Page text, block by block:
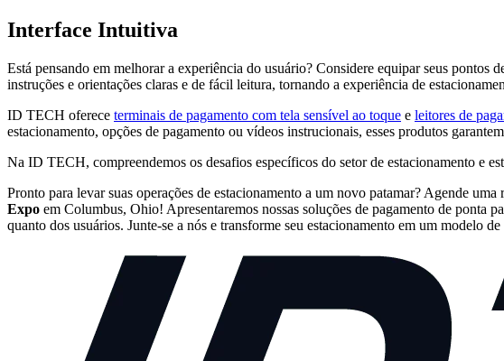
Interface Intuitiva
Está pensando em melhorar a experiência do usuário? Considere equipar seus
instruções e orientações claras e de fácil leitura, tornando a experiência de
ID TECH oferece terminais de pagamento com tela sensível ao toque e leitores de
estacionamento, opções de pagamento ou vídeos instrucionais, esses produtos
Na ID TECH, compreendemos os desafios específicos do setor de estacionamento e
Pronto para levar suas operações de estacionamento a um novo patamar? Agende
Expo em Columbus, Ohio! Apresentaremos nossas soluções de pagamento de ponta
quanto dos usuários. Junte-se a nós e transforme seu estacionamento em um modelo